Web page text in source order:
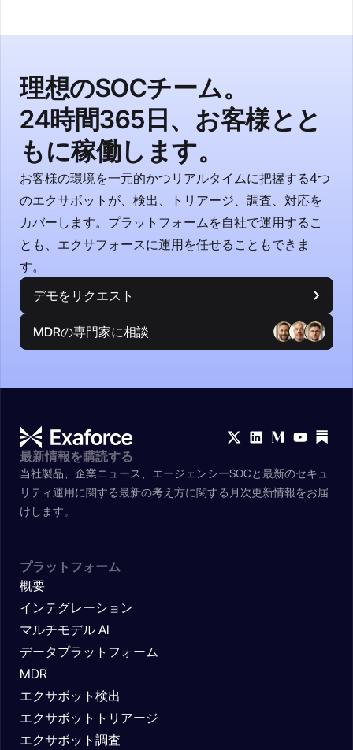
理想のSOCチーム。
24時間365日、お客様とと
もに稼働します。
お客様の環境を一元的かつリアルタイムに把握する4つ
のエクサボットが、検出、トリアージ、調査、対応を
カバーします。プラットフォームを自社で運用するこ
とも、エクサフォースに運用を任せることもできま
す。
デモをリクエスト
MDRの専門家に相談
最新情報を購読する
当社製品、企業ニュース、エージェンシーSOCと最新のセキュ
リティ運用に関する最新の考え方に関する月次更新情報をお届
けします。
プラットフォーム
概要
インテグレーション
マルチモデル AI
データプラットフォーム
MDR
エクサボット検出
エクサボットトリアージ
エクサボット調査